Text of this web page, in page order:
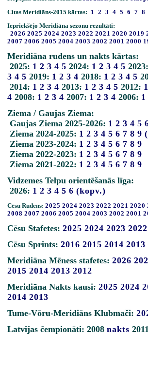
Citas Meridiāns-2015 kārtas: 1 2 3 4 5 6 7 8
Iepriekšējo Meridiāna sezonu rezultāti:
2026 2025 2024 2023 2022 2021 2020 2019
2007 2006 2005 2004 2003 2002 2001 2000
Meridiāna rudens un nakts kārtas:
2025: 1 2 3 4 5 2024: 1 2 3 4 5 2023:
3 4 5 2019: 1 2 3 4 2018: 1 2 3 4 5
2014: 1 2 3 4 2013: 1 2 3 4 5 2012: 1
4 2008: 1 2 3 4 2007: 1 2 3 4 2006: 1
Ziema / Gaujas Ziema:
Gaujas Ziema 2025-2026: 1 2 3 4 5
Ziema 2024-2025: 1 2 3 4 5 6 7 8 9
Ziema 2023-2024: 1 2 3 4 5 6 7 8 9
Ziema 2022-2023: 1 2 3 4 5 6 7 8 9
Ziema 2021-2022: 1 2 3 4 5 6 7 8 9
Vidzemes Telpu orientēšanās līga:
2026: 1 2 3 4 5 6 (kopv.)
Cēsu Rudens: 2025 2024 2023 2022 2021 2020
2008 2007 2006 2005 2004 2003 2002 2001
Cēsu Stafetes: 2025 2024 2023 2022
Cēsu Sprints: 2016 2015 2014 2013
Meridiāna Mēness stafetes: 2026
2015 2014 2013 2012
Meridiāna Nakts kausi: 2025 2024
2014 2013
Tume-Vōru-Meridiāns Klubmači:
Latvijas čempionāti: 2008 nakts 2011